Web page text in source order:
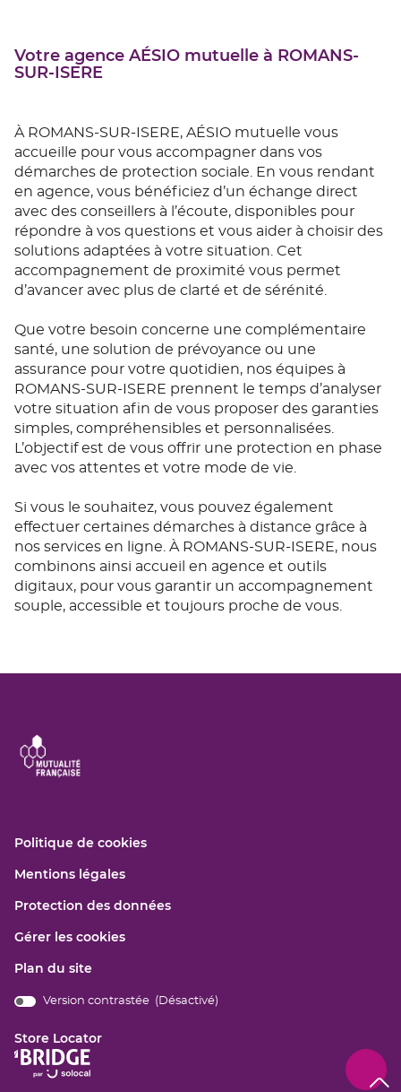
Votre agence AÉSIO mutuelle à ROMANS-
SUR-ISERE
À ROMANS-SUR-ISERE, AÉSIO mutuelle vous
accueille pour vous accompagner dans vos
démarches de protection sociale. En vous rendant
en agence, vous bénéficiez d’un échange direct
avec des conseillers à l’écoute, disponibles pour
répondre à vos questions et vous aider à choisir des
solutions adaptées à votre situation. Cet
accompagnement de proximité vous permet
d’avancer avec plus de clarté et de sérénité.
Que votre besoin concerne une complémentaire
santé, une solution de prévoyance ou une
assurance pour votre quotidien, nos équipes à
ROMANS-SUR-ISERE prennent le temps d’analyser
votre situation afin de vous proposer des garanties
simples, compréhensibles et personnalisées.
L’objectif est de vous offrir une protection en phase
avec vos attentes et votre mode de vie.
Si vous le souhaitez, vous pouvez également
effectuer certaines démarches à distance grâce à
nos services en ligne. À ROMANS-SUR-ISERE, nous
combinons ainsi accueil en agence et outils
digitaux, pour vous garantir un accompagnement
souple, accessible et toujours proche de vous.
Politique de cookies(ouvre
fenêtre)
Mentions légales(ouvre
une
fenêtre)
Protection des données(ouvre
Gérer les cookies
Plan du site
Version contrastée ( Désactivé)
Store Locator
(ouvre
dans
en